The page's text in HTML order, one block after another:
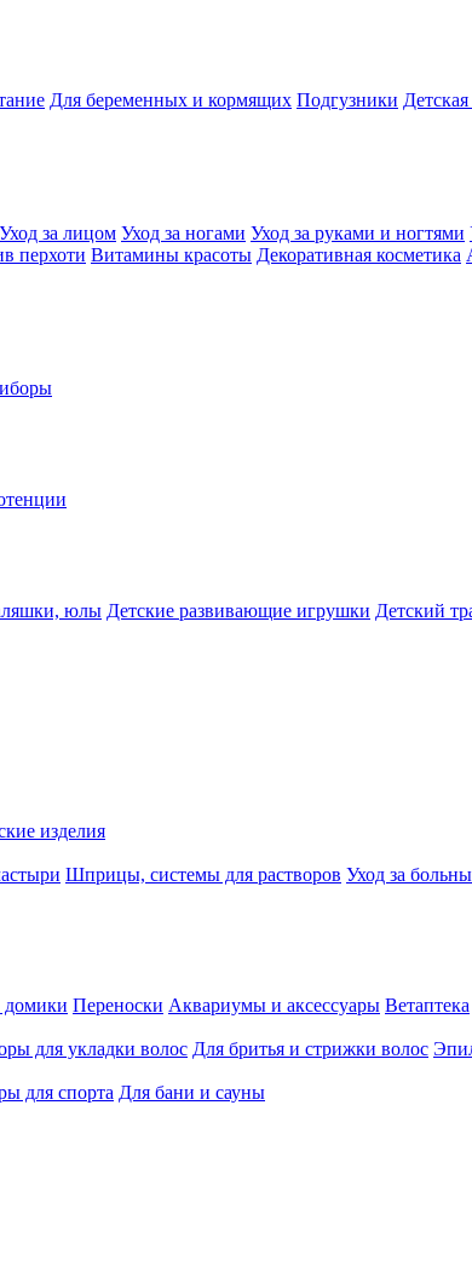
Для беременных и кормящих Подгузники
Уход за лицом Уход за ногами Уход за руками и ногтями
перхоти Витамины красоты Декоративная косметика
юлы Детские развивающие игрушки Детский
изделия
Шприцы, системы для растворов Уход за
Переноски Аквариумы и аксессуары Ветаптека
для укладки волос Для бритья и стрижки волос
для спорта Для бани и сауны